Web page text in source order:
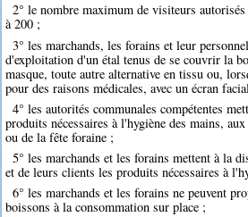
2° le nombre maximum de visiteurs
à 200 ;
3° les marchands, les forains et leur
d'exploitation d'un étal tenus de se couvrir la
masque, toute autre alternative en tissu ou,
pour des raisons médicales, avec un écran
4° les autorités communales compétentes
produits nécessaires à l'hygiène des mains,
ou de la fête foraine ;
5° les marchands et les forains mettent à la
et de leurs clients les produits nécessaires à
6° les marchands et les forains ne peuvent
boissons à la consommation sur place ;